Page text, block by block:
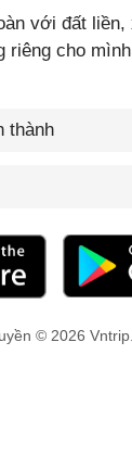
với đất
riêng cho
thành
© 2026